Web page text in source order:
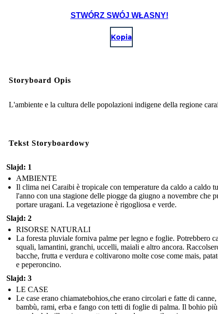
STWÓRZ SWÓJ WŁASNY!
Kopia
Storyboard Opis
L'ambiente e la cultura delle popolazioni indigene della regione
Tekst Storyboardowy
Slajd: 1
AMBIENTE
Il clima nei Caraibi è tropicale con temperature da caldo a caldo
l'anno con una stagione delle piogge da giugno a novembre che
portare uragani. La vegetazione è rigogliosa e verde.
Slajd: 2
RISORSE NATURALI
La foresta pluviale forniva palme per legno e foglie. Potrebbero
squali, lamantini, granchi, uccelli, maiali e altro ancora.
bacche, frutta e verdura e coltivarono molte cose come mais,
e peperoncino.
Slajd: 3
LE CASE
Le case erano chiamatebohios,che erano circolari e fatte di canne,
bambù, rami, erba e fango con tetti di foglie di palma. Il bohio più